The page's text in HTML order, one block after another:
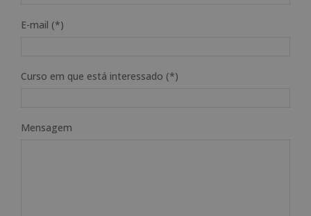
E-mail (*)
Curso em que está interessado (*)
Mensagem